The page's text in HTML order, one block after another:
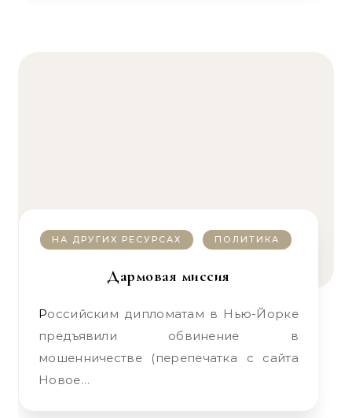
НА ДРУГИХ РЕСУРСАХ ПОЛИТИКА
Дармовая миссия
Российским дипломатам в Нью-Йорке
предъявили обвинение в
мошенничестве (перепечатка с сайта
Новое…